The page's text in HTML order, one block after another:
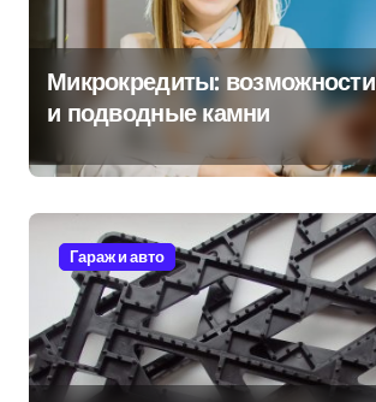
Микрокредиты: возможности
и подводные камни
Гараж и авто